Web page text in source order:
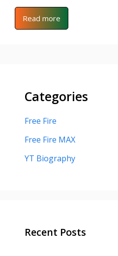
Read more
Categories
Free Fire
Free Fire MAX
YT Biography
Recent Posts